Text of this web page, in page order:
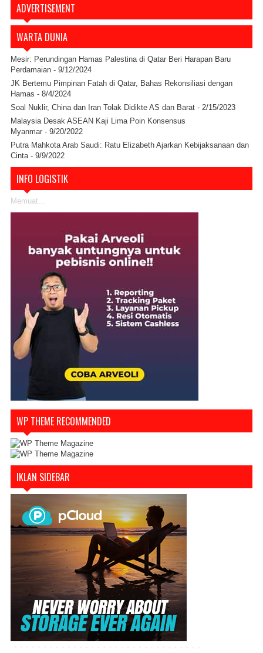
ADVERTISEMENT
WARTA DUNIA
Mesir: Perundingan Hamas Palestina di Qatar Beri Harapan Baru
Perdamaian - 9/12/2024
JK Bertemu Pimpinan Fatah di Qatar, Bahas Rekonsiliasi dengan
Hamas - 8/4/2024
Soal Nuklir, China dan Iran Tolak Didikte AS dan Barat - 2/15/2023
Malaysia Desak ASEAN Kaji Lima Poin Konsensus
Myanmar - 9/20/2022
Putra Mahkota Arab Saudi: Ratu Elizabeth Ajarkan Kebijaksanaan dan
Cinta - 9/9/2022
INFO LOGISTIK
Memuat...
WP THEME RECOMMENDED
IKLAN SIDEBAR